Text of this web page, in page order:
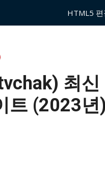
HTML5 편
최
트 (2023년)